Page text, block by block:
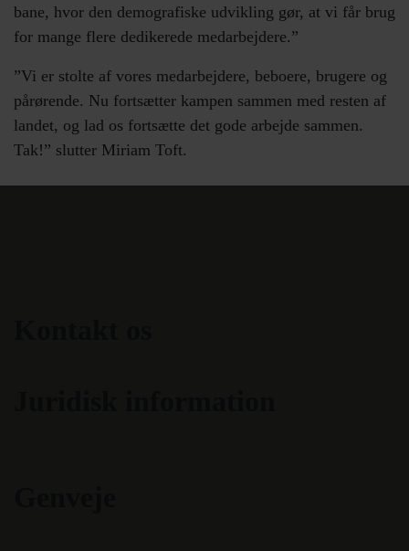
bane, hvor den demografiske udvikling gør, at vi får brug
for mange flere dedikerede medarbejdere.”
”Vi er stolte af vores medarbejdere, beboere, brugere og
pårørende. Nu fortsætter kampen sammen med resten af
landet, og lad os fortsætte det gode arbejde sammen.
Tak!” slutter Miriam Toft.